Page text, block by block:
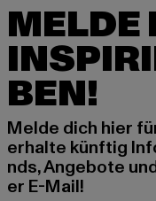
MELDE
BEN!
Melde dich hier
erhalte künftig
nds, Angebote
er E-Mail!